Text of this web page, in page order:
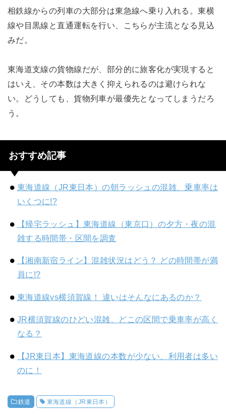
相鉄線からの列車の大部分は東急線へ乗り入れる。東横
線や目黒線と直通運転を行い、こちらが主流となる見込
みだ。
東海道支線の貨物線だが、部分的に旅客化が実現すると
はいえ、その本数は大きく抑えられるのは避けられな
い。どうしても、貨物列車が最優先となってしまうだろ
う。
おすすめ記事
東海道線（JR東日本）の朝ラッシュの混雑、乗車率は
いくつに!?
【帰宅ラッシュ】東海道線（東京口）の夕方・夜の混
雑する時間帯・区間を調査
【湘南新宿ライン】混雑状況はどう？ どの時間帯が満
員に!?
東海道線vs横須賀線！ 違いはそんなにあるのか？
JR横須賀線のひどい混雑、どこの区間で乗車率が高く
なる？
【JR東日本】東海道線の本数が少ない、利用者は多い
のに！
鉄道 東海道線（JR東日本）